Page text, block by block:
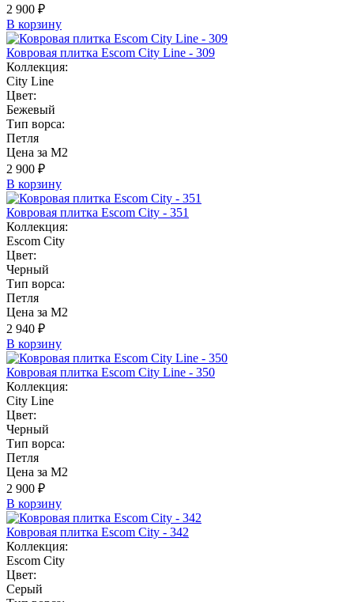
2 900 ₽
В корзину
Ковровая плитка Escom City Line - 309
Коллекция:
City Line
Цвет:
Бежевый
Тип ворса:
Петля
Цена за М2
2 900 ₽
В корзину
Ковровая плитка Escom City - 351
Коллекция:
Escom City
Цвет:
Черный
Тип ворса:
Петля
Цена за М2
2 940 ₽
В корзину
Ковровая плитка Escom City Line - 350
Коллекция:
City Line
Цвет:
Черный
Тип ворса:
Петля
Цена за М2
2 900 ₽
В корзину
Ковровая плитка Escom City - 342
Коллекция:
Escom City
Цвет:
Серый